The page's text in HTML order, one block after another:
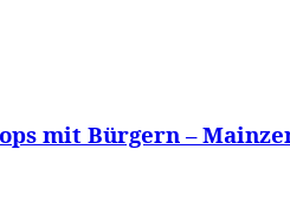
mit Bürgern –